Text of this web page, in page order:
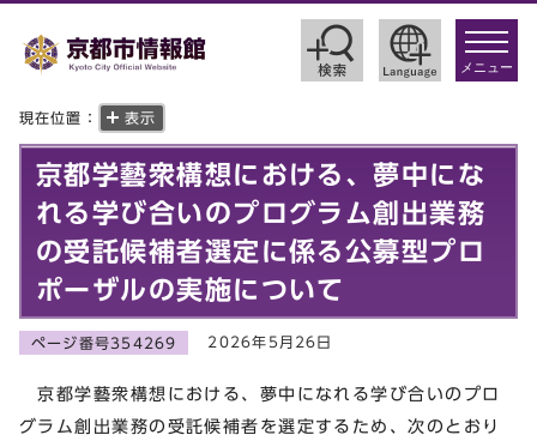
toggle
メニュー
現在位置： 表示
京都学藝衆構想における、夢中にな
れる学び合いのプログラム創出業務
の受託候補者選定に係る公募型プロ
ポーザルの実施について
ページ番号354269 2026年5月26日
京都学藝衆構想における、夢中になれる学び合いのプロ
グラム創出業務の受託候補者を選定するため、次のとおり